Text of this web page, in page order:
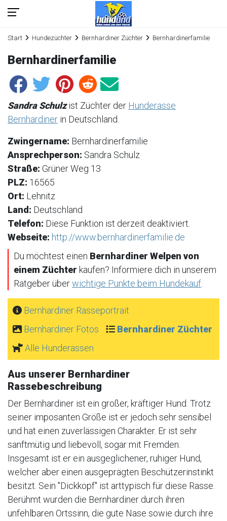
Start Hundezüchter Bernhardiner Züchter Bernhardinerfamilie
Bernhardinerfamilie
Sandra Schulzist Züchter der Hunderasse
Bernhardiner in Deutschland.
Zwingername: Bernhardinerfamilie
Ansprechperson: Sandra Schulz
Straße: Grüner Weg 13
PLZ: 16565
Ort: Lehnitz
Land: Deutschland
Telefon: Diese Funktion ist derzeit deaktiviert.
Webseite: http://www.bernhardinerfamilie.de
Du möchtest einen Bernhardiner Welpen von
einem Züchter kaufen? Informiere dich in unserem
Ratgeber überwichtige Punkte beim Hundekauf
Bernhardiner Rasseportrait
Bernhardiner Fotos
Bernhardiner Züchter
Alle Hunderassen
Aus unserer Bernhardiner
Rassebeschreibung
Der Bernhardiner ist ein großer, kräftiger Hund. Trotz
seiner imposanten Größe ist er jedoch sehr sensibel
und hat einen zuverlässigen Charakter. Er ist sehr
sanftmütig und liebevoll, sogar mit Fremden.
Insgesamt ist er ein ausgeglichener, ruhiger Hund,
welcher aber einen ausgeprägten Beschützerinstinkt
besitzt. Sein "Dickkopf" ist arttypisch für diese Rasse.
Berühmt wurden die Bernhardiner durch ihren
unfehlbaren Ortssinn, die gute Nase sowie durch ihre